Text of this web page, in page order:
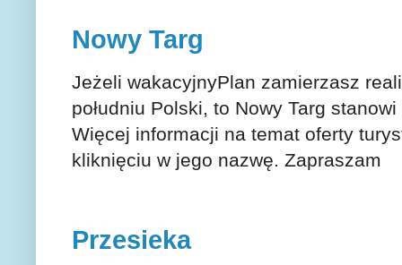
Nowy Targ
Jeżeli wakacyjnyPlan zamierzasz
południu Polski, to Nowy Targ
Więcej informacji na temat oferty
kliknięciu w jego nazwę. Zapraszam
Przesieka